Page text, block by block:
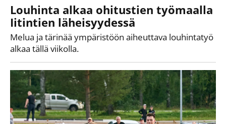
Louhinta alkaa ohitustien työmaalla
Iitintien läheisyydessä
Melua ja tärinää ympäristöön aiheuttava louhintatyö
alkaa tällä viikolla.